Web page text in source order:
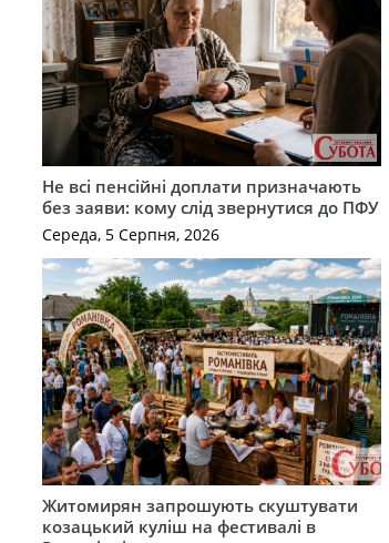
Не всі пенсійні доплати призначають
без заяви: кому слід звернутися до ПФУ
Середа, 5 Серпня, 2026
Житомирян запрошують скуштувати
козацький куліш на фестивалі в